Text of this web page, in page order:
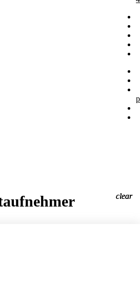
clear
clear
clear